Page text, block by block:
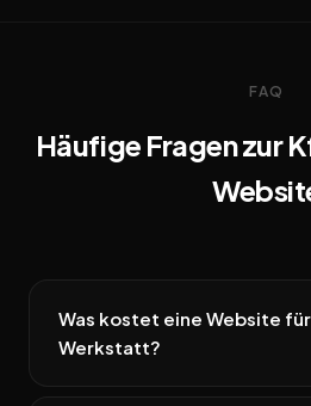
FAQ
Häufige Fragen zur
Was kostet eine Website
Werkstatt?